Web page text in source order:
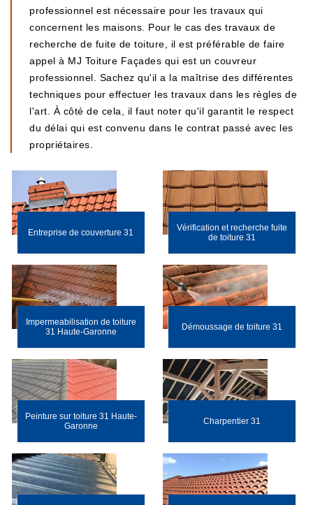
professionnel est nécessaire pour les travaux qui
concernent les maisons. Pour le cas des travaux de
recherche de fuite de toiture, il est préférable de faire
appel à MJ Toiture Façades qui est un couvreur
professionnel. Sachez qu'il a la maîtrise des différentes
techniques pour effectuer les travaux dans les règles de
l'art. À côté de cela, il faut noter qu'il garantit le respect
du délai qui est convenu dans le contrat passé avec les
propriétaires.
Entreprise de couverture 31
Vérification et recherche fuite
de toiture 31
Impermeabilisation de toiture
31 Haute-Garonne
Démoussage de toiture 31
Peinture sur toiture 31 Haute-
Garonne
Charpentier 31